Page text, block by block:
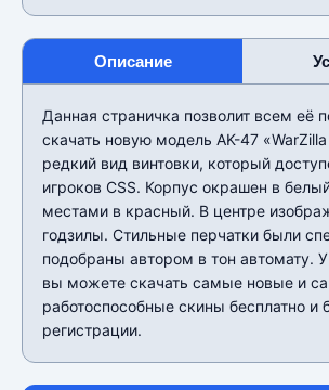
Описание
Данная страничка позволит всем еë
скачать новую модель AK-47
редкий вид винтовки, который
игроков CSS. Корпус окрашен в
местами в красный. В центре
годзилы. Стильные перчатки были
подобраны автором в тон автомату.
вы можете скачать самые новые и
работоспособные скины бесплатно и
регистрации.